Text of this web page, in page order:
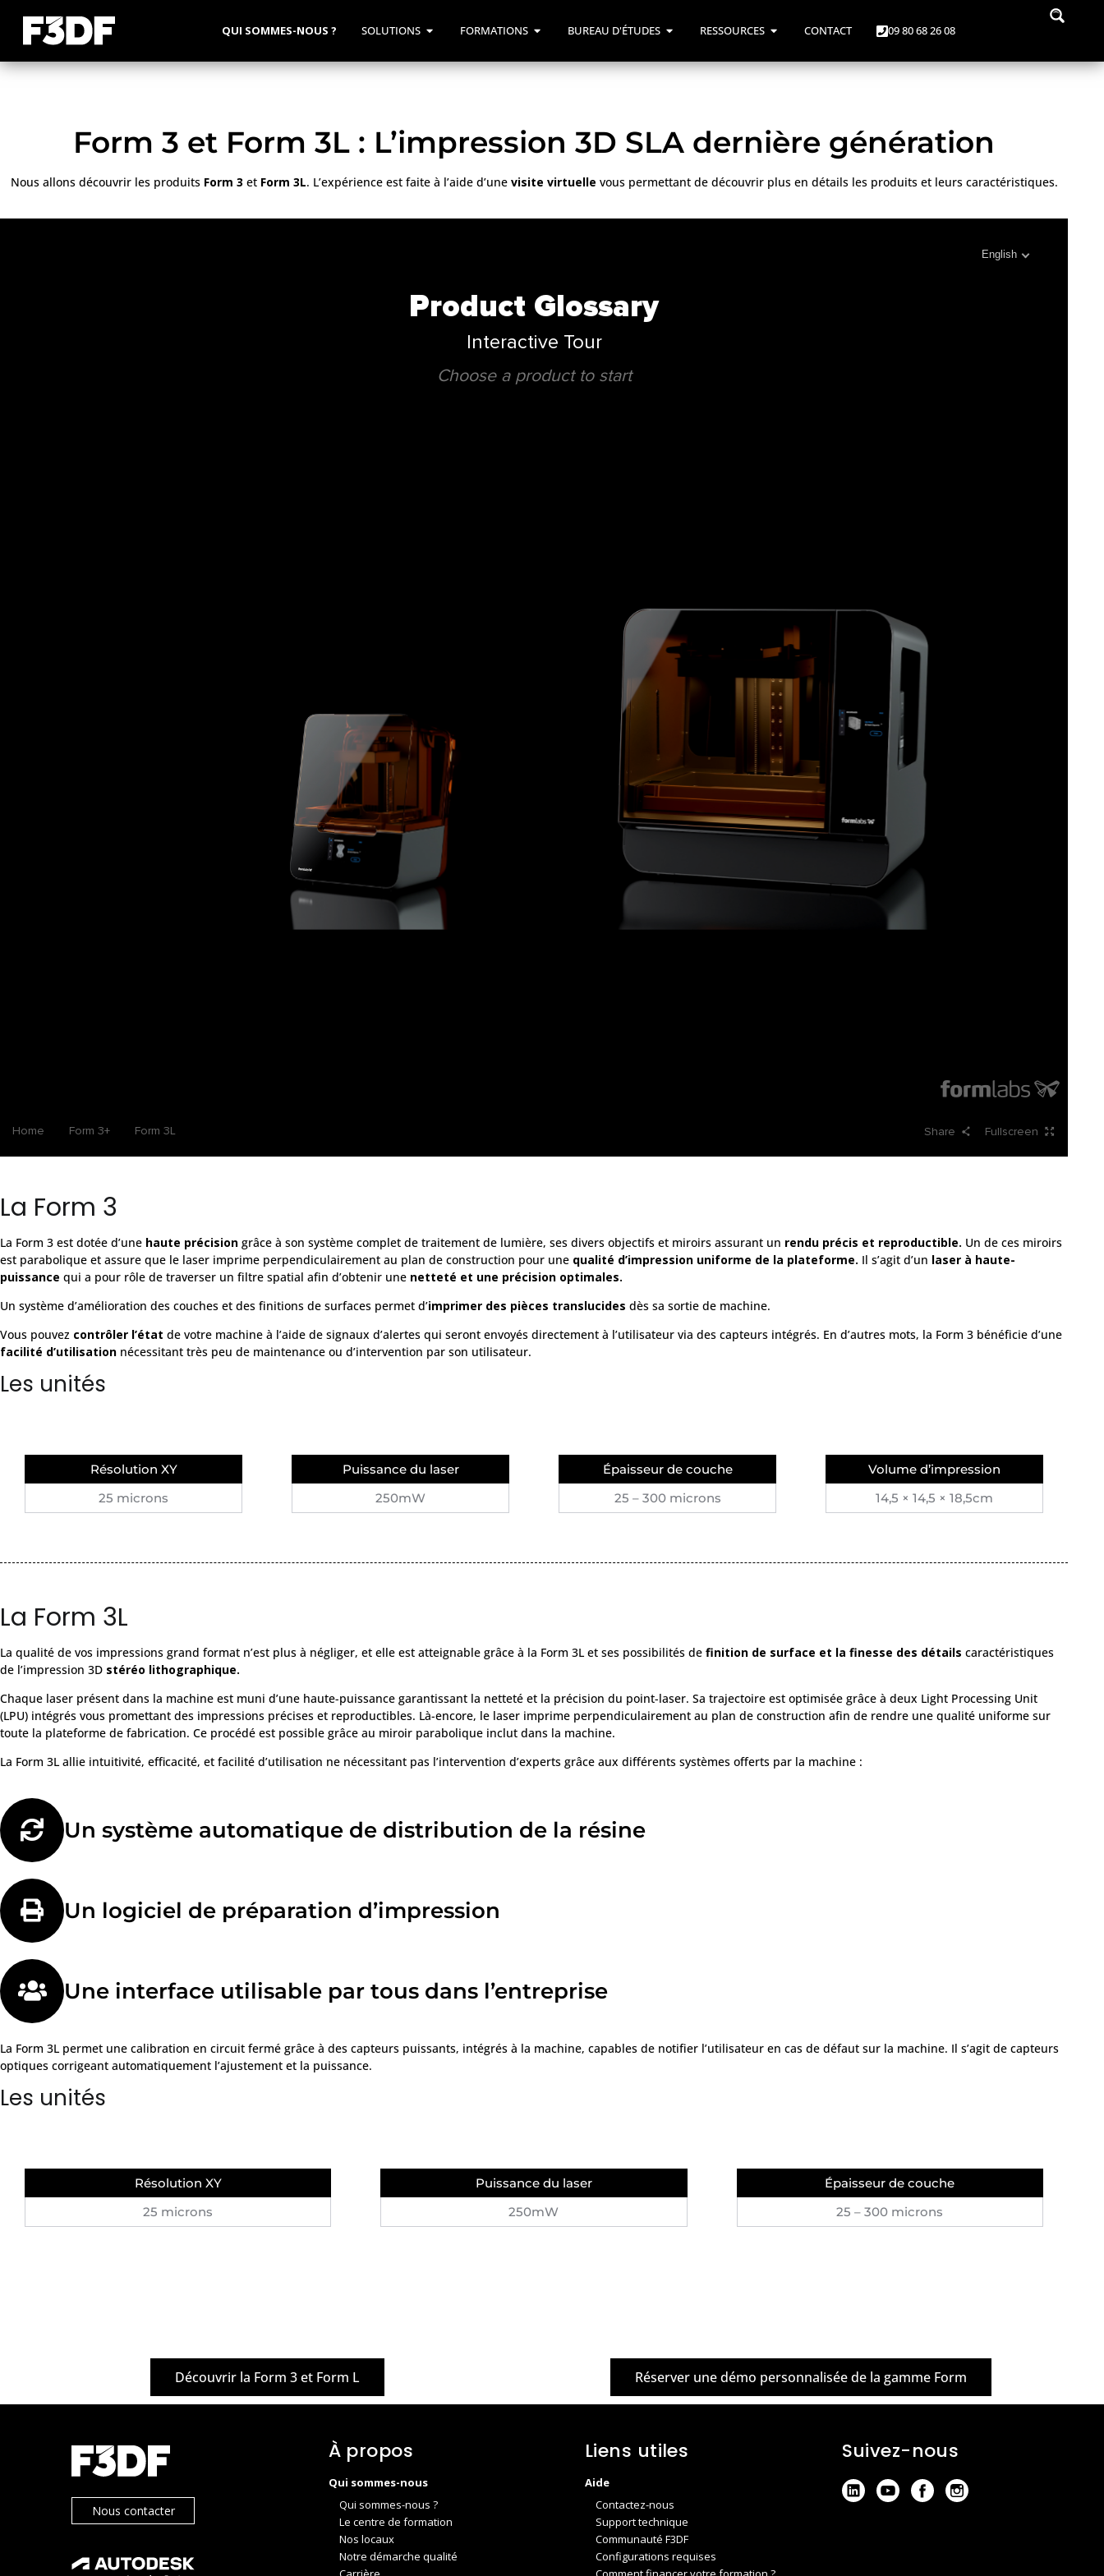
QUI SOMMES-NOUS ? SOLUTIONS FORMATIONS BUREAU D'ÉTUDES RESSOURCES CONTACT 09 80 68 26 08
Form 3 et Form 3L : L’impression 3D SLA dernière génération
Nous allons découvrir les produits Form 3 et Form 3L. L’expérience est faite à l’aide d’une visite virtuelle vous permettant de découvrir plus en détails les produits et leurs caractéristiques.
La Form 3
La Form 3 est dotée d’une haute précision grâce à son système complet de traitement de lumière, ses divers objectifs et miroirs assurant un rendu précis et reproductible. Un de ces miroirs
est parabolique et assure que le laser imprime perpendiculairement au plan de construction pour une qualité d’impression uniforme de la plateforme. Il s’agit d’un laser à haute-
puissance qui a pour rôle de traverser un filtre spatial afin d’obtenir une netteté et une précision optimales.
Un système d’amélioration des couches et des finitions de surfaces permet d’imprimer des pièces translucides dès sa sortie de machine.
Vous pouvez contrôler l’état de votre machine à l’aide de signaux d’alertes qui seront envoyés directement à l’utilisateur via des capteurs intégrés. En d’autres mots, la Form 3 bénéficie d’une
facilité d’utilisation nécessitant très peu de maintenance ou d’intervention par son utilisateur.
Les unités
Résolution XY
25 microns
Puissance du laser
250mW
Épaisseur de couche
25 – 300 microns
Volume d’impression
14,5 × 14,5 × 18,5cm
La Form 3L
La qualité de vos impressions grand format n’est plus à négliger, et elle est atteignable grâce à la Form 3L et ses possibilités de finition de surface et la finesse des détails caractéristiques
de l’impression 3D stéréo lithographique.
Chaque laser présent dans la machine est muni d’une haute-puissance garantissant la netteté et la précision du point-laser. Sa trajectoire est optimisée grâce à deux Light Processing Unit
(LPU) intégrés vous promettant des impressions précises et reproductibles. Là-encore, le laser imprime perpendiculairement au plan de construction afin de rendre une qualité uniforme sur
toute la plateforme de fabrication. Ce procédé est possible grâce au miroir parabolique inclut dans la machine.
La Form 3L allie intuitivité, efficacité, et facilité d’utilisation ne nécessitant pas l’intervention d’experts grâce aux différents systèmes offerts par la machine :
Un système automatique de distribution de la résine
Un logiciel de préparation d’impression
Une interface utilisable par tous dans l’entreprise
La Form 3L permet une calibration en circuit fermé grâce à des capteurs puissants, intégrés à la machine, capables de notifier l’utilisateur en cas de défaut sur la machine. Il s’agit de capteurs
optiques corrigeant automatiquement l’ajustement et la puissance.
Les unités
Résolution XY
25 microns
Puissance du laser
250mW
Épaisseur de couche
25 – 300 microns
Découvrir la Form 3 et Form L Réserver une démo personnalisée de la gamme Form
Nous contacter
À propos
Qui sommes-nous
Qui sommes-nous ?
Le centre de formation
Nos locaux
Notre démarche qualité
Liens utiles
Aide
Contactez-nous
Support technique
Communauté F3DF
Configurations requises
Suivez-nous